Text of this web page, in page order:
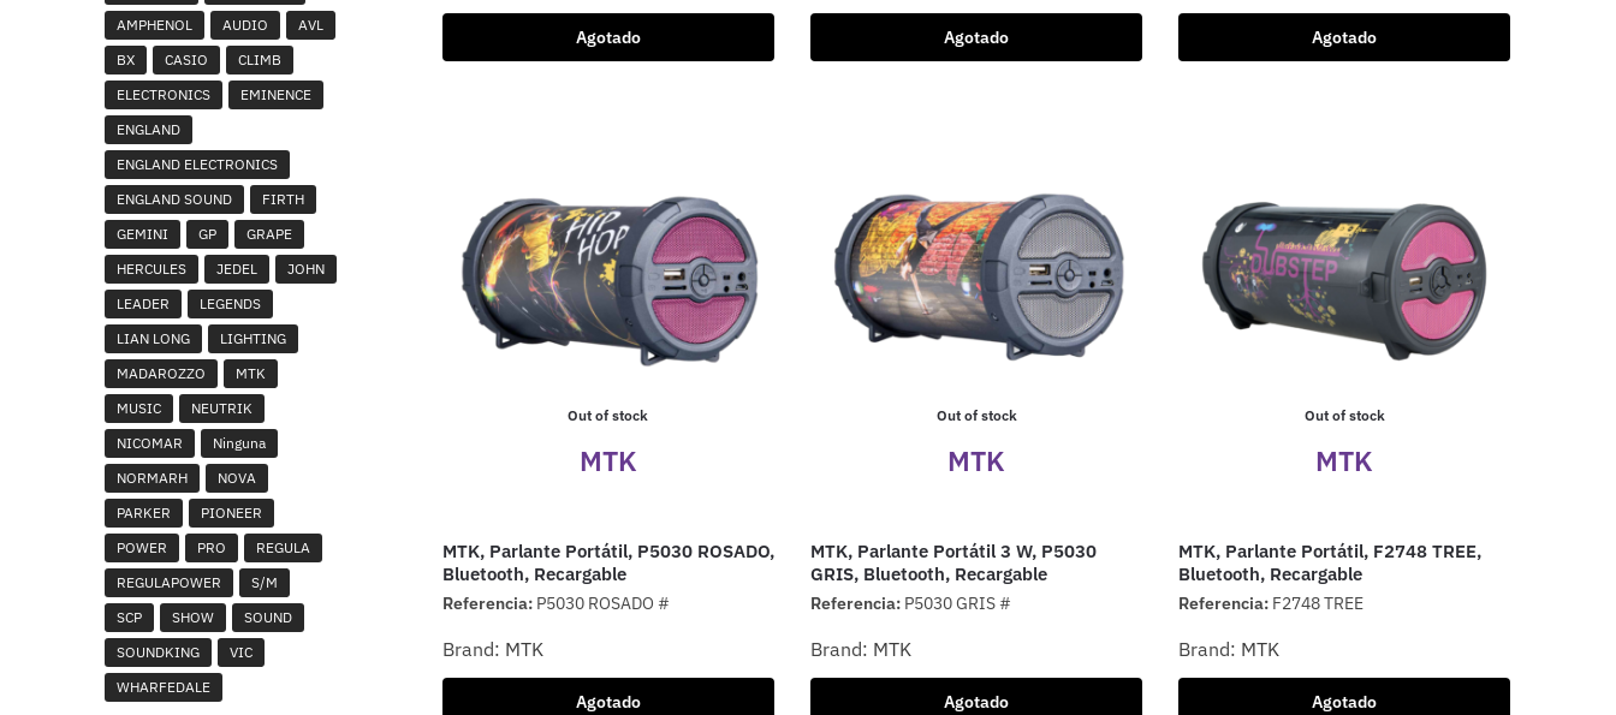
Agotado Agotado Agotado
Out of stock
MTK
MTK, Parlante Portátil, P5030 ROSADO,
Bluetooth, Recargable
Referencia: P5030 ROSADO #
Brand: MTK
Agotado
Out of stock
MTK
MTK, Parlante Portátil 3 W, P5030
GRIS, Bluetooth, Recargable
Referencia: P5030 GRIS #
Brand: MTK
Agotado
Out of stock
MTK
MTK, Parlante Portátil, F2748 TREE,
Bluetooth, Recargable
Referencia: F2748 TREE
Brand: MTK
Agotado
AMPHENOL
AUDIO
AVL
BX
CASIO
CLIMB
ELECTRONICS
EMINENCE
ENGLAND
ENGLAND ELECTRONICS
ENGLAND SOUND
FIRTH
GEMINI
GP
GRAPE
HERCULES
JEDEL
JOHN
LEADER
LEGENDS
LIAN LONG
LIGHTING
MADAROZZO
MTK
MUSIC
NEUTRIK
NICOMAR
Ninguna
NORMARH
NOVA
PARKER
PIONEER
POWER
PRO
REGULA
REGULAPOWER
S/M
SCP
SHOW
SOUND
SOUNDKING
VIC
WHARFEDALE